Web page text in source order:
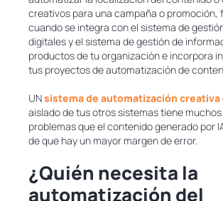
creativos para una campaña o promoción,
cuando se integra con el sistema de
digitales y el sistema de gestión de
productos de tu organización e incorpora
tus proyectos de automatización de
UNsistema de automatización creativa
aislado de tus otros sistemas tiene
problemas que el contenido generado por
de que hay un mayor margen de error.
¿Quién necesita la
automatización del